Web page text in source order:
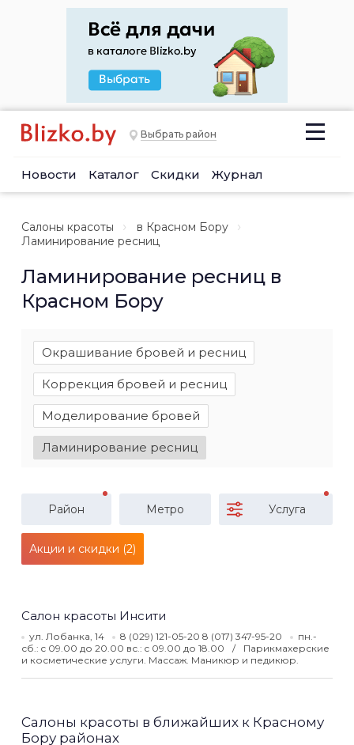
Выбрать район
Новости Каталог Скидки Журнал
Салоны красоты
в Красном Бору
Ламинирование ресниц
Ламинирование ресниц в
Красном Бору
Окрашивание бровей и ресниц
Коррекция бровей и ресниц
Моделирование бровей
Ламинирование ресниц
Район Метро Услуга
Акции и скидки (2)
Салон красоты Инсити
ул. Лобанка, 14 8 (029) 121-05-20 8 (017) 347-95-20
пн.-
сб.: c 09.00 до 20.00 вс.: c 09.00 до 18.00
Парикмахерские
и косметические услуги. Массаж. Маникюр и педикюр.
Салоны красоты в ближайших к Красному
Бору районах